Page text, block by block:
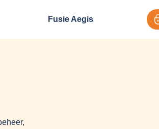
Fusie Aegis